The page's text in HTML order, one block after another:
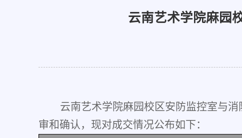
云南艺术学院麻园
云南艺术学院麻园校区安防监控室与消
审和确认，现对成交情况公布如下：